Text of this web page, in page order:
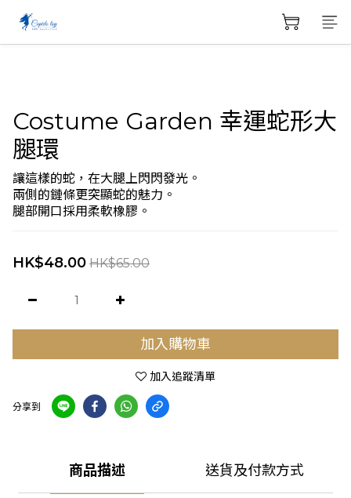
Costume Garden 幸運蛇形大
腿環
讓這樣的蛇，在大腿上閃閃發光。
兩側的鏈條更突顯蛇的魅力。
腿部開口採用柔軟橡膠。
HK$48.00 HK$65.00
加入購物車
加入追蹤清單
分享到
商品描述 送貨及付款方式